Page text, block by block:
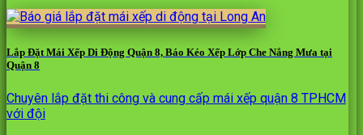
Lắp Đặt Mái Xếp Di Động Quận 8, Báo Kéo Xếp Lớp Che Nắng Mưa tại
Quận 8
Chuyên lắp đặt thi công và cung cấp mái xếp quận 8 TPHCM
với đội